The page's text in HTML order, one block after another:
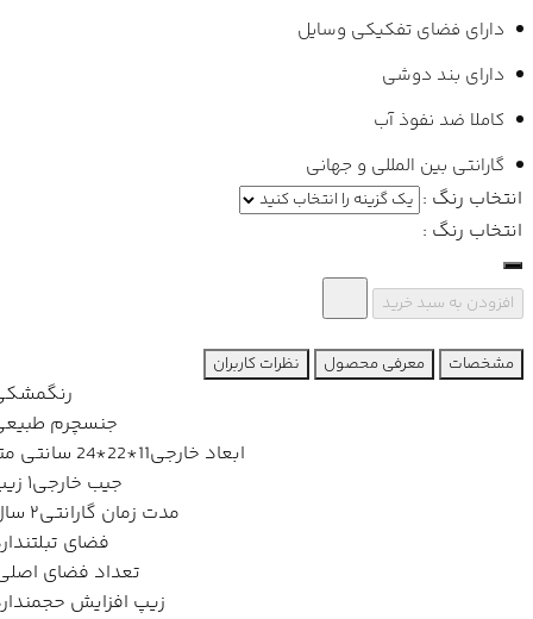
دارای فضای تفکیکی وسایل
دارای بند دوشی
کاملا ضد نفوذ آب
گارانتی بین المللی و جهانی
انتخاب رنگ :
انتخاب رنگ :
افزودن به سبد خرید
مشخصات معرفی محصول نظرات کاربران
رنگمشکی
جنسچرم طبیعی
ابعاد خارجی11*22*24 سانتی متر
جیب خارجی۱ زیپ
مدت زمان گارانتی۲ سال
فضای تبلتندارد
تعداد فضای اصلی۱
زیپ افزایش حجمندارد